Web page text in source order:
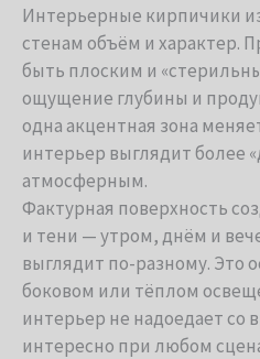
Интерьерные кирпичики
стенам объём и характер.
быть плоским и
ощущение глубины и
одна акцентная зона
интерьер выглядит более
атмосферным.
Фактурная поверхность
и тени — утром, днём и
выглядит по-разному. Это
боковом или тёплом
интерьер не надоедает со
интересно при любом